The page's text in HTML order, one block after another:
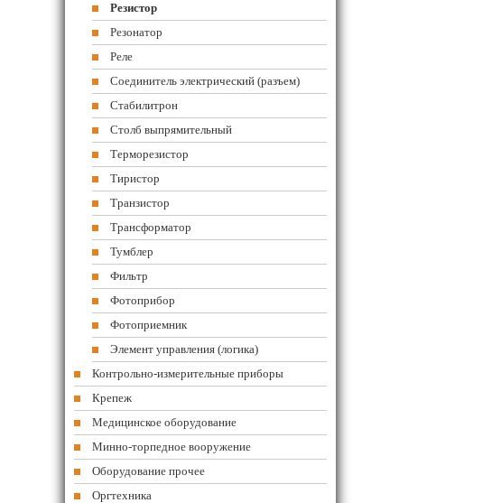
Резистор
Резонатор
Реле
Соединитель электрический (разъем)
Стабилитрон
Столб выпрямительный
Терморезистор
Тиристор
Транзистор
Трансформатор
Тумблер
Фильтр
Фотоприбор
Фотоприемник
Элемент управления (логика)
Контрольно-измерительные приборы
Крепеж
Медицинское оборудование
Минно-торпедное вооружение
Оборудование прочее
Оргтехника